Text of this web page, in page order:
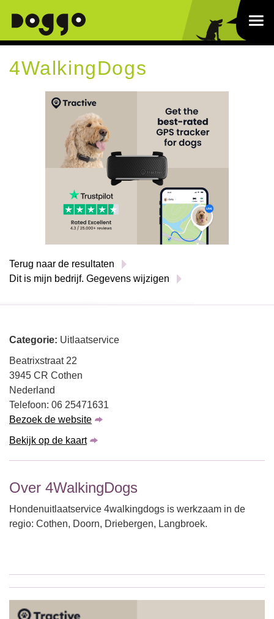
4WalkingDogs
Terug naar de resultaten
Dit is mijn bedrijf. Gegevens wijzigen
Categorie: Uitlaatservice
Beatrixstraat 22
3945 CR Cothen
Nederland
Telefoon: 06 25471631
Bezoek de website
Bekijk op de kaart
Over 4WalkingDogs
Hondenuitlaatservice 4walkingdogs is werkzaam in de
regio: Cothen, Doorn, Driebergen, Langbroek.